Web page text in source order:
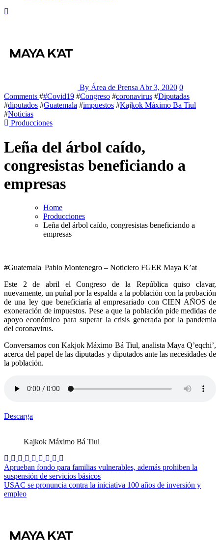
By Área de Prensa Abr 3, 2020 0
Comments ##Covid19 #Congreso #coronavirus #Diputadas
#diputados #Guatemala #impuestos #Kajkok Máximo Ba Tiul
#Noticias
Producciones
Leña del árbol caído,
congresistas beneficiando a
empresas
Home
Producciones
Leña del árbol caído, congresistas beneficiando a
empresas
#Guatemala| Pablo Montenegro – Noticiero FGER Maya K’at
Este 2 de abril el Congreso de la República quiso clavar,
nuevamente, un puñal por la espalda a la población con la probación
de una ley que beneficiaría al empresariado con CIEN AÑOS de
exoneración de impuestos. Pese a que la población pide medidas de
apoyo económico para superar la crisis generada por la pandemia
del coronavirus.
Conversamos con Kakjok Máximo Bá Tiul, analista Maya Q’eqchi’,
acerca del papel de las diputadas y diputados ante las necesidades de
la población.
Descarga
Kajkok Máximo Bá Tiul
Navegación
de
entradas
Aprueban fondo para familias vulnerables, además prohiben la
suspensión de servicios básicos
USAC se pronuncia contra la iniciativa 100 años de inversión y
empleo